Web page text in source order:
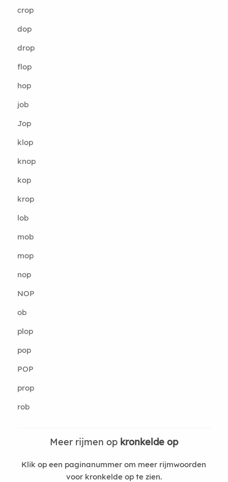
crop
dop
drop
flop
hop
job
Jop
klop
knop
kop
krop
lob
mob
mop
nop
NOP
ob
plop
pop
POP
prop
rob
Meer rijmen op kronkelde op
Klik op een paginanummer om meer rijmwoorden
voor kronkelde op te zien.